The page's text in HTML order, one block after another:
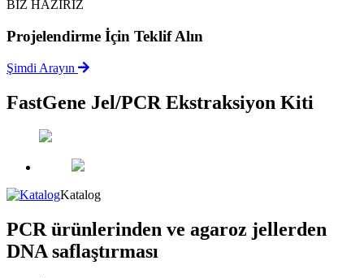
BİZ HAZIRIZ
Projelendirme İçin Teklif Alın
Şimdi Arayın
FastGene Jel/PCR Ekstraksiyon Kiti
Katalog
PCR ürünlerinden ve agaroz jellerden
DNA saflaştırması